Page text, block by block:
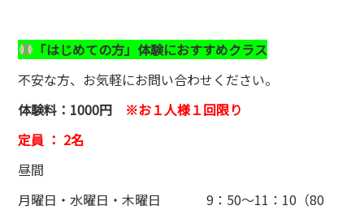
「はじめての方」体験におすすめクラス
不安な方、お気軽にお問い合わせください。
体験料：1000円 ※お１人様１回限り
定員 ： 2名
昼間
月曜日・水曜日・木曜日 9：50～11：10（80